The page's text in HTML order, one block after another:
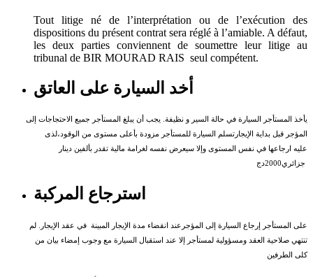
Tout litige né de l’interprétation ou de l’exécution des
dispositions du présent contrat sera réglé à l’amiable. A défaut,
les deux parties conviennent de soumettre leur litige au
tribunal de BIR MOURAD RAIS seul compétent.
أخد السيارة على العاتق
يأخذ المستأجر السيارة في حالة السير و نظيفة. يجب أن يبلغ المستأجر جميع الاحتجاجات إلى
المؤجر قبل بداية الإيجارتسلم السيارة للمستأجر مزودة بأعلى مستوى من الوقود،لذى
عليه ارجاعها في نفس المستوى وإلا سيعرض نفسه لغرامة مالية تقدر بألفين دينار
جزائري2000دج
استرجاع المركبة
تنتهي صلاحية العقد ومسؤولية لمستأجر إلا عند استقبال السيارة مع وجوب إمضاء بيان من
كلى الطرفين